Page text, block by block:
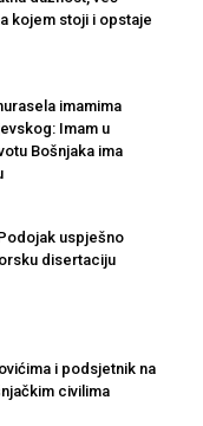
kojem stoji i opstaje
imamima
Imam u
Bošnjaka ima
uspješno
disertaciju
i podsjetnik na
civilima